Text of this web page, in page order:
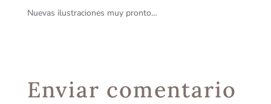
Nuevas ilustraciones muy pronto…
Enviar comentario